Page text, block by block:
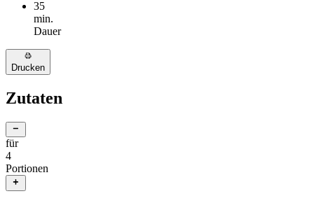
35
min.
Dauer
Drucken
Zutaten
für
4
Portionen